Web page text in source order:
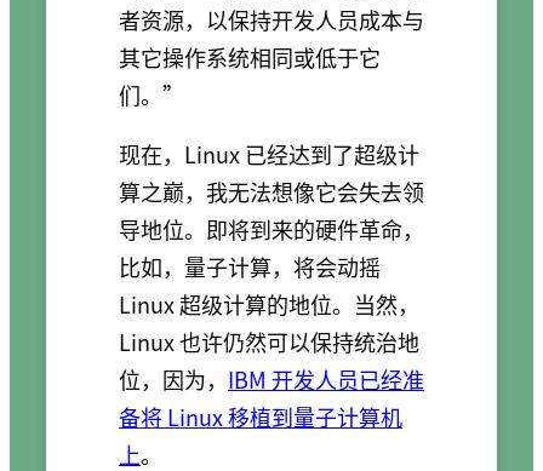
者资源，以保持开发人员成本与
其它操作系统相同或低于它
们。”
现在，Linux 已经达到了超级计
算之巅，我无法想像它会失去领
导地位。即将到来的硬件革命，
比如，量子计算，将会动摇
Linux 超级计算的地位。当然，
Linux 也许仍然可以保持统治地
位，因为， IBM 开发人员已经准
备将 Linux 移植到量子计算机
上。